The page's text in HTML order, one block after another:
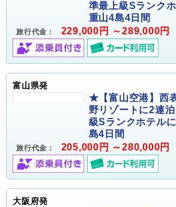
準最上級Sランク
重山4島4日間
旅行代金： 229,000円 ～289,000円
富山県発
★【富山空港】西
野リゾートに2連
級Sランクホテル
島4日間
旅行代金： 205,000円 ～280,000円
大阪府発